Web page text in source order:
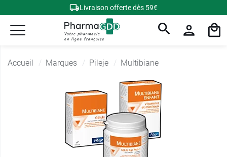
Livraison offerte dès 59€
Accueil Marques Pileje Multibiane